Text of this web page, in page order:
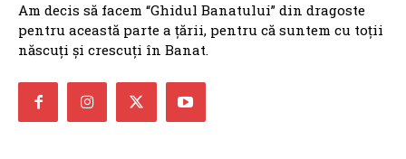
Am decis să facem “Ghidul Banatului” din dragoste
pentru această parte a țării, pentru că suntem cu toții
născuți și crescuți în Banat.